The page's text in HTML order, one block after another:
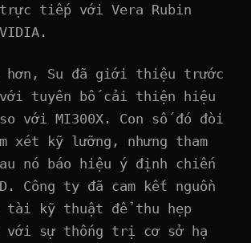
tiếp với Vera Rubin
hơn, Su đã giới thiệu trước
với tuyên bố cải thiện hiệu
với MI300X. Con số đó đòi
xét kỹ lưỡng, nhưng tham
nó báo hiệu ý định chiến
Công ty đã cam kết nguồn
tài kỹ thuật để thu hẹp
với sự thống trị cơ sở hạ